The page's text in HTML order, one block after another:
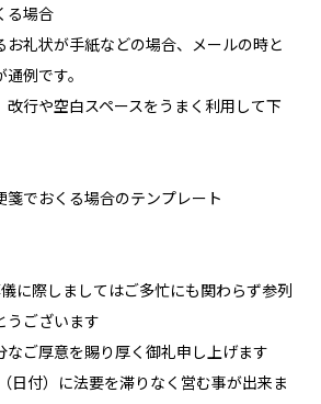
る場合
お礼状が手紙などの場合、メールの時と
例です。
改行や空白スペースをうまく利用して下
箋でおくる場合のテンプレート
に際しましてはご多忙にも関わらず参列
うございます
なご厚意を賜り厚く御礼申し上げます
日付）に法要を滞りなく営む事が出来ま